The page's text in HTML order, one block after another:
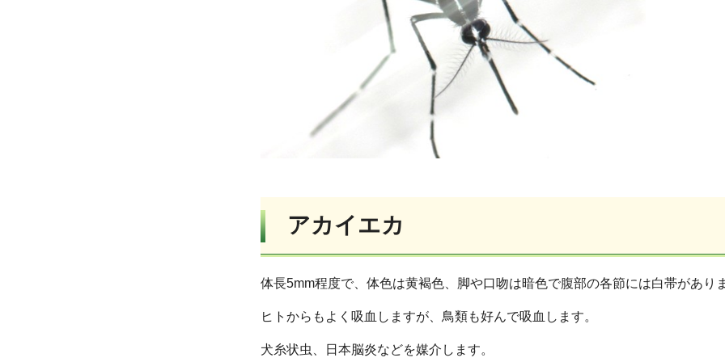
アカイエカ
体長5mm程度で、体色は黄褐色、脚や口吻は暗色で腹部の各節には白帯があり
ヒトからもよく吸血しますが、鳥類も好んで吸血します。
犬糸状虫、日本脳炎などを媒介します。